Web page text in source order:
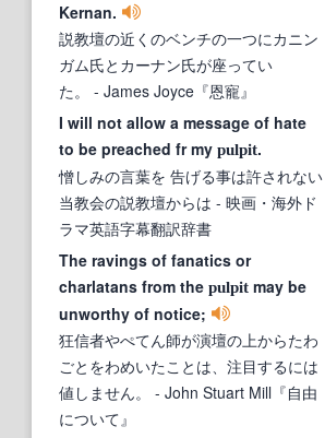
Kernan.
説教壇の近くのベンチの一つにカニン
ガム氏とカーナン氏が座ってい
た。
- James Joyce『恩寵』
I will not allow a message of hate
to be preached fr my pulpit.
憎しみの言葉を 告げる事は許されない
当教会の説教壇からは - 映画・海外ド
ラマ英語字幕翻訳辞書
The ravings of fanatics or
charlatans from the pulpit may be
unworthy of notice;
狂信者やぺてん師が演壇の上からたわ
ごとをわめいたことは、注目するには
値しません。
- John Stuart Mill『自由
について』